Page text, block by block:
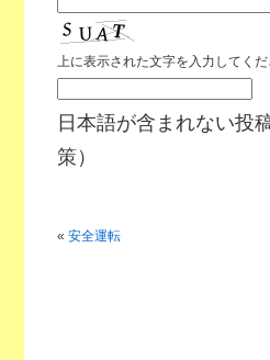
上に表示された文字を入力してくだ
日本語が含まれない投
策）
« 安全運転